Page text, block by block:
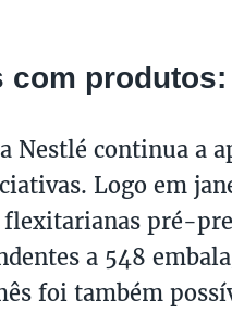
com produtos:
Nestlé continua a
Logo em
flexitarianas pré-
a 548
foi também